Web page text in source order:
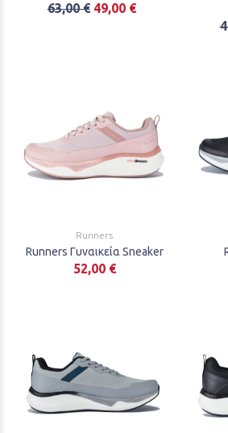
63,00 € 49,00 €
Runners
Runners Γυναικεία Sneaker
52,00 €